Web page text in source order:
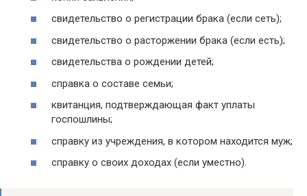
свидетельство о регистрации брака (если сеть);
свидетельство о расторжении брака (если есть);
свидетельства о рождении детей;
справка о составе семьи;
квитанция, подтверждающая факт уплаты
госпошлины;
справку из учреждения, в котором находится муж;
справку о своих доходах (если уместно).